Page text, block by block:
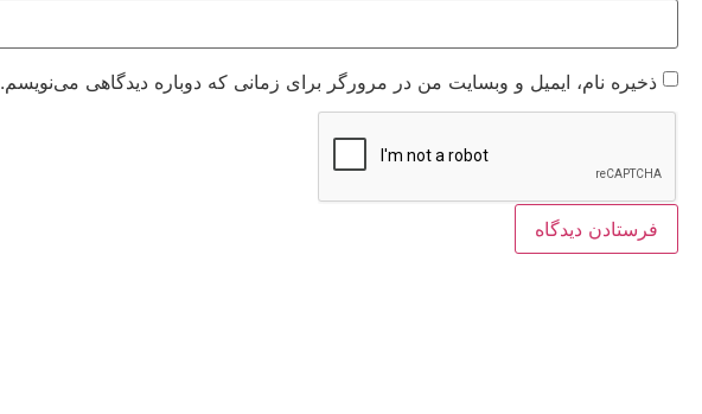
ذخیره نام، ایمیل و وبسایت من در مرورگر برای زمانی که دوباره دیدگاهی می‌نویسم.